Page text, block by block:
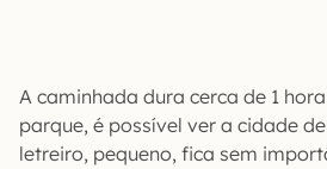
A caminhada dura cerca de 1
parque, é possível ver a cidade
letreiro, pequeno, fica sem